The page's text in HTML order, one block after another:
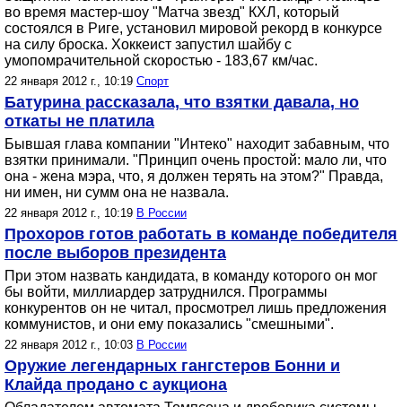
во время мастер-шоу "Матча звезд" КХЛ, который
состоялся в Риге, установил мировой рекорд в конкурсе
на силу броска. Хоккеист запустил шайбу с
умопомрачительной скоростью - 183,67 км/час.
22 января 2012 г., 10:19 Спорт
Батурина рассказала, что взятки давала, но
откаты не платила
Бывшая глава компании "Интеко" находит забавным, что
взятки принимали. "Принцип очень простой: мало ли, что
она - жена мэра, что, я должен терять на этом?" Правда,
ни имен, ни сумм она не назвала.
22 января 2012 г., 10:19 В России
Прохоров готов работать в команде победителя
после выборов президента
При этом назвать кандидата, в команду которого он мог
бы войти, миллиардер затруднился. Программы
конкурентов он не читал, просмотрел лишь предложения
коммунистов, и они ему показались "смешными".
22 января 2012 г., 10:03 В России
Оружие легендарных гангстеров Бонни и
Клайда продано с аукциона